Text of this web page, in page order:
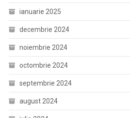
ianuarie 2025
decembrie 2024
noiembrie 2024
octombrie 2024
septembrie 2024
august 2024